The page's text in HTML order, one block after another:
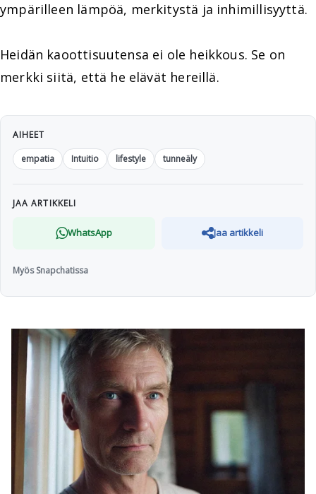
ympärilleen lämpöä, merkitystä ja inhimillisyyttä.
Heidän kaoottisuutensa ei ole heikkous. Se on
merkki siitä, että he elävät hereillä.
AIHEET
empatia
Intuitio lifestyle tunneäly
JAA ARTIKKELI
WhatsApp Jaa artikkeli
Myös Snapchatissa